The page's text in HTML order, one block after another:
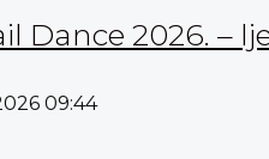
Dance 2026. –
09:44